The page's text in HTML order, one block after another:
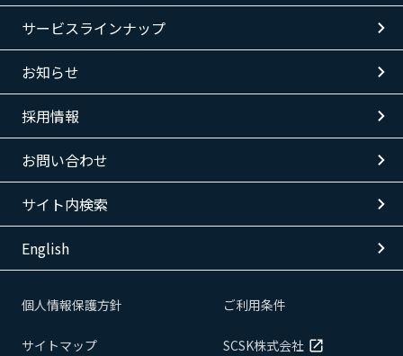
サービスラインナップ
お知らせ
採用情報
お問い合わせ
サイト内検索
English
個人情報保護方針 ご利用条件
サイトマップ SCSK株式会社